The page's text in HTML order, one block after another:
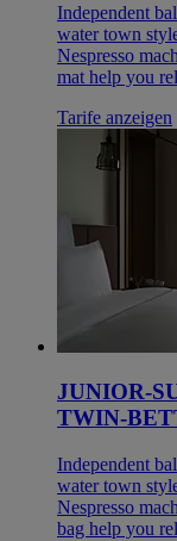
Independent
water town
Nespresso
mat help you
Tarife anzeigen
JUNIOR-
TWIN-
Independent
water town
Nespresso
bag help you